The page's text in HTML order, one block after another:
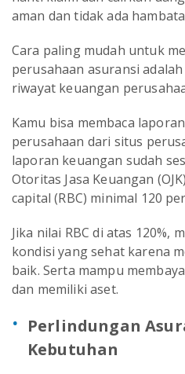
aman dan tidak ada
Cara paling mudah untuk
perusahaan asuransi
riwayat keuangan
Kamu bisa membaca
perusahaan dari situs
laporan keuangan sudah
Otoritas Jasa Keuangan
capital (RBC) minimal 120
Jika nilai RBC di atas 120%,
kondisi yang sehat karena
baik. Serta mampu
dan memiliki aset.
Perlindungan
Kebutuhan